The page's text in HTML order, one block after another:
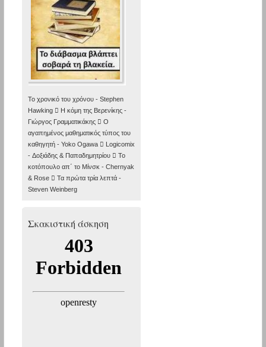
Το χρονικό του χρόνου - Stephen
Hawking  Η κόμη της Βερενίκης -
Γιώργος Γραμματικάκης  Ο
αγαπημένος μαθηματικός τύπος του
καθηγητή - Yoko Ogawa  Logicomix
- Δοξιάδης & Παπαδημητρίου  Το
κοτόπουλο απ΄ το Μίνσκ - Chernyak
& Rose  Τα πρώτα τρία λεπτά -
Steven Weinberg
Σκακιστική άσκηση